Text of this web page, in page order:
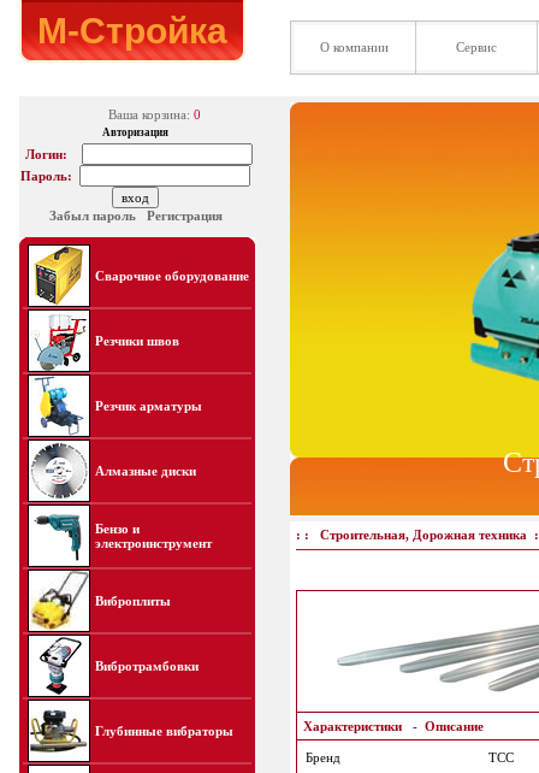
М-Стройка О компании Сервис
Ваша корзина: 0
Авторизация
Логин:
Пароль:
Забыл пароль Регистрация
Сварочное оборудование
Резчики швов
Резчик арматуры
Алмазные диски
Бензо и
электроинструмент
Виброплиты
Вибротрамбовки
Глубинные вибраторы
: : Строительная, Дорожная техника
Характеристики- Описание
Бренд
ТСС